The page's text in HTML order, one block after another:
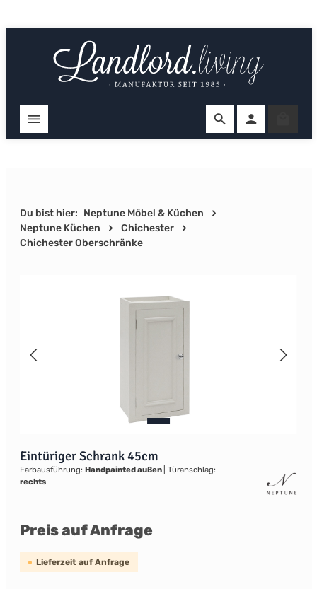
Du bist hier: Neptune Möbel & Küchen
Neptune Küchen
Chichester
Chichester Oberschränke
Eintüriger Schrank 45cm
Farbausführung: Handpainted außen Türanschlag:
rechts
Preis auf Anfrage
Lieferzeit auf Anfrage